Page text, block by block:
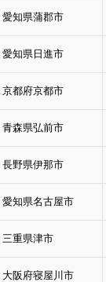
愛知県蒲郡市
愛知県日進市
京都府京都市
青森県弘前市
長野県伊那市
愛知県名古屋市
三重県津市
大阪府寝屋川市